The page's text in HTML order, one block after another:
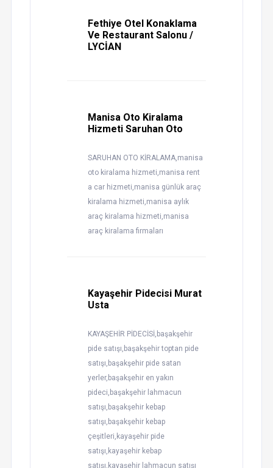
Fethiye Otel Konaklama
Ve Restaurant Salonu /
LYCİAN
Manisa Oto Kiralama
Hizmeti Saruhan Oto
SARUHAN OTO KİRALAMA,manisa
oto kiralama hizmeti,manisa rent
a car hizmeti,manisa günlük araç
kiralama hizmeti,manisa aylık
araç kiralama hizmeti,manisa
araç kiralama firmaları
Kayaşehir Pidecisi Murat
Usta
KAYAŞEHİR PİDECİSİ,başakşehir
pide satışı,başakşehir toptan pide
satışı,başakşehir pide satan
yerler,başakşehir en yakın
pideci,başakşehir lahmacun
satışı,başakşehir kebap
satışı,başakşehir kebap
çeşitleri,kayaşehir pide
satışı,kayaşehir kebap
satışı,kayaşehir lahmacun satışı